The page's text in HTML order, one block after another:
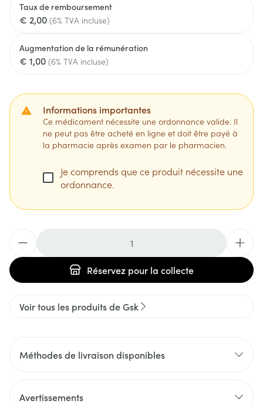
Taux de remboursement
€ 2,00 (6% TVA incluse)
Augmentation de la rémunération
€ 1,00 (6% TVA incluse)
Informations importantes
Ce médicament nécessite une ordonnance valide. Il
ne peut pas être acheté en ligne et doit être payé à
la pharmacie après examen par le pharmacien.
Je comprends que ce produit nécessite une
ordonnance.
Réservez pour la collecte
Voir tous les produits de Gsk
Méthodes de livraison disponibles
Avertissements